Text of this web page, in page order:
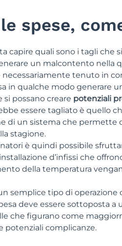
spese,
capire quali sono i tagli che
un malcontento nella
tenuto in
in qualche modo generare
si possano creare potenziali
essere tagliato è quello
di un sistema che
stagione.
è quindi possibile
d’infissi che
della temperatura
semplice tipo di
deve essere sottoposta a
che figurano come
potenziali complicanze.